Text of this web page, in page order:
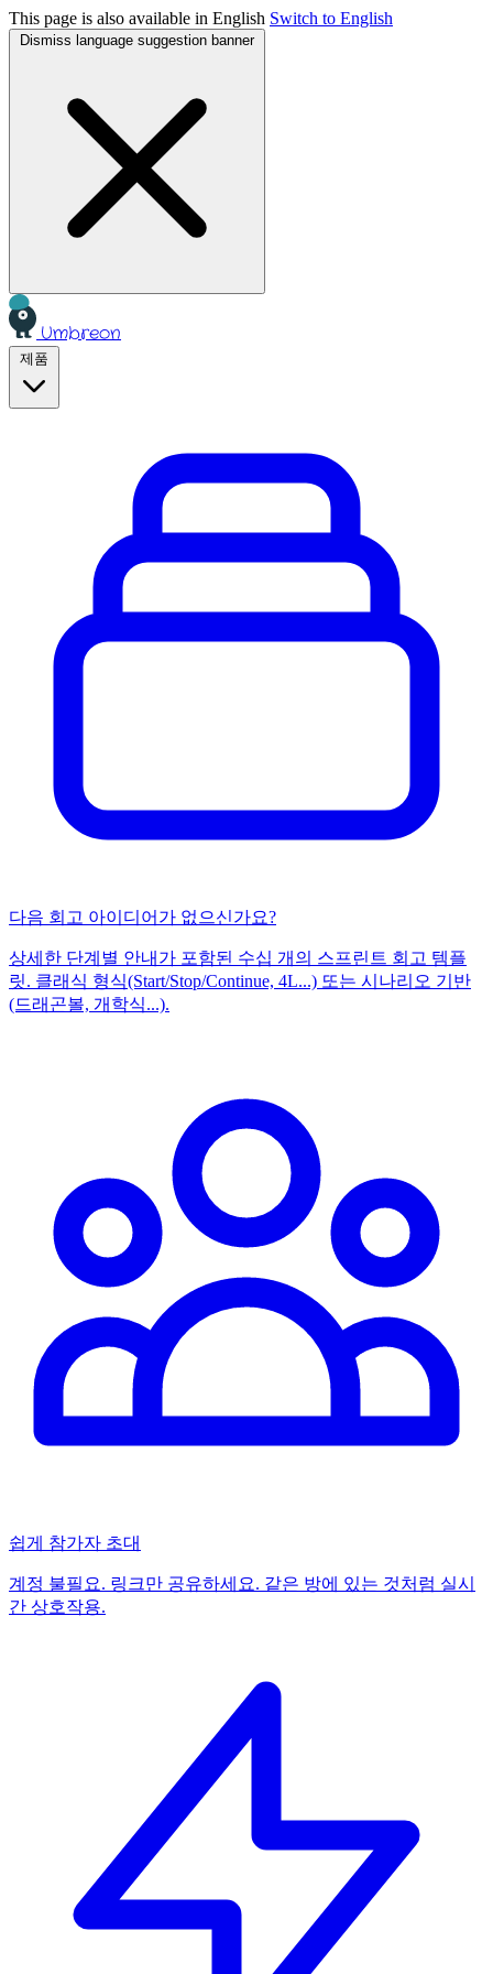
This page is also available in English Switch to English
Dismiss language suggestion banner
Umbreon
다음 회고 아이디어가 없으신가요?
상세한 단계별 안내가 포함된 수십 개의 스프린트 회고 템플
릿. 클래식 형식(Start/Stop/Continue, 4L...) 또는 시나리오 기반
(드래곤볼, 개학식...).
쉽게 참가자 초대
계정 불필요. 링크만 공유하세요. 같은 방에 있는 것처럼 실시
간 상호작용.